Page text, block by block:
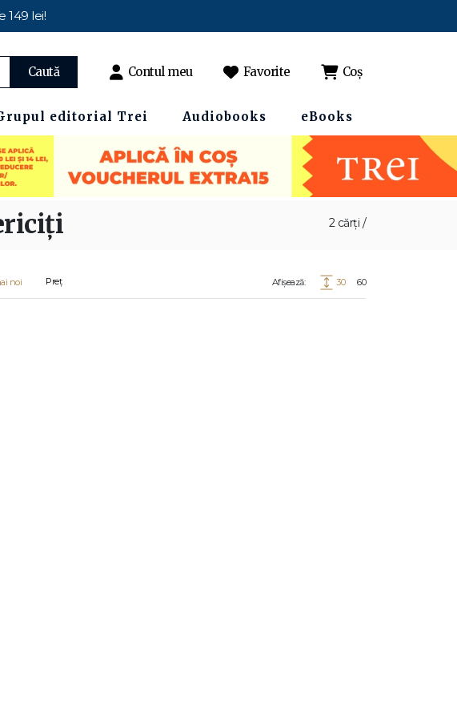
149 lei!
Caută Contul meu Favorite Coș
editorial Trei Audiobooks eBooks
2 cărți /
noi Preț Afișează: 30 60